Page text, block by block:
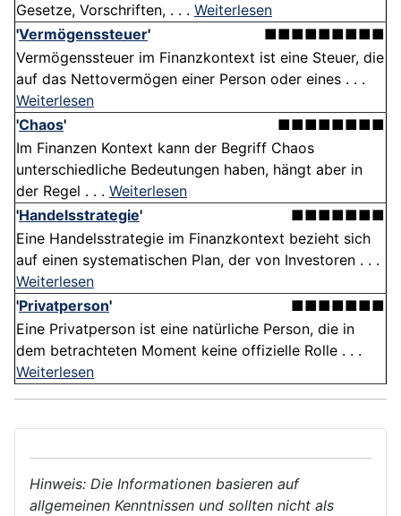
Gesetze, Vorschriften, . . . Weiterlesen
'Vermögenssteuer'
■■■■■■■■■
Vermögenssteuer im Finanzkontext ist eine Steuer, die
auf das Nettovermögen einer Person oder eines . . .
Weiterlesen
'Chaos'
■■■■■■■■
Im Finanzen Kontext kann der Begriff Chaos
unterschiedliche Bedeutungen haben, hängt aber in
der Regel . . . Weiterlesen
'Handelsstrategie'
■■■■■■■
Eine Handelsstrategie im Finanzkontext bezieht sich
auf einen systematischen Plan, der von Investoren . . .
Weiterlesen
'Privatperson'
■■■■■■■
Eine Privatperson ist eine natürliche Person, die in
dem betrachteten Moment keine offizielle Rolle . . .
Weiterlesen
Hinweis: Die Informationen basieren auf
allgemeinen Kenntnissen und sollten nicht als